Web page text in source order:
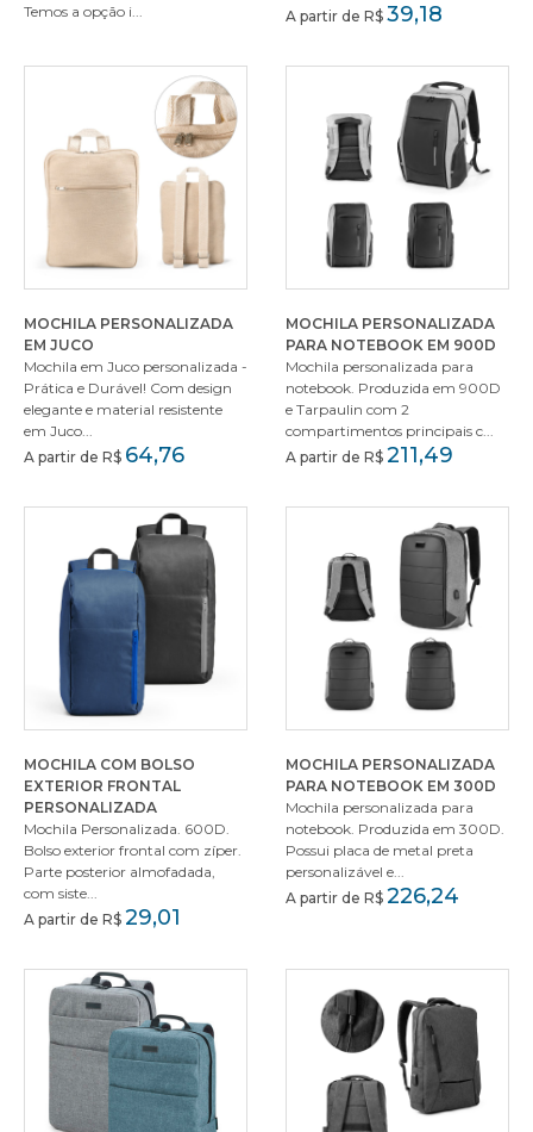
Temos a opção i...
A partir de R$ 39,18
MOCHILA PERSONALIZADA
EM JUCO
Mochila em Juco personalizada -
Prática e Durável! Com design
elegante e material resistente
em Juco...
A partir de R$ 64,76
MOCHILA PERSONALIZADA
PARA NOTEBOOK EM 900D
Mochila personalizada para
notebook. Produzida em 900D
e Tarpaulin com 2
compartimentos principais c...
A partir de R$ 211,49
MOCHILA COM BOLSO
EXTERIOR FRONTAL
PERSONALIZADA
Mochila Personalizada. 600D.
Bolso exterior frontal com zíper.
Parte posterior almofadada,
com siste...
A partir de R$ 29,01
MOCHILA PERSONALIZADA
PARA NOTEBOOK EM 300D
Mochila personalizada para
notebook. Produzida em 300D.
Possui placa de metal preta
personalizável e...
A partir de R$ 226,24